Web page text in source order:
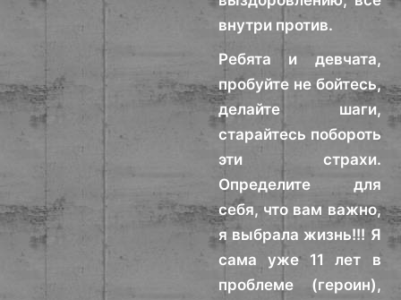
внутри против.
Ребята и девчата,
пробуйте не бойтесь,
делайте шаги,
старайтесь побороть
эти страхи.
Определите для
себя, что вам важно,
я выбрала жизнь!!! Я
сама уже 11 лет в
проблеме (героин),